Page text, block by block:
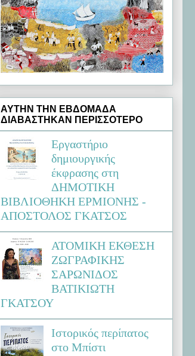
ΑΥΤΗΝ ΤΗΝ ΕΒΔΟΜΑΔΑ
ΔΙΑΒΑΣΤΗΚΑΝ ΠΕΡΙΣΣΟΤΕΡΟ
Εργαστήριο
δημιουργικής
έκφρασης στη
ΔΗΜΟΤΙΚΗ
ΒΙΒΛΙΟΘΗΚΗ ΕΡΜΙΟΝΗΣ -
ΑΠΟΣΤΟΛΟΣ ΓΚΑΤΣΟΣ
ΑΤΟΜΙΚΗ ΕΚΘΕΣΗ
ΖΩΓΡΑΦΙΚΗΣ
ΣΑΡΩΝΙΔΟΣ
ΒΑΤΙΚΙΩΤΗ
ΓΚΑΤΣΟΥ
Ιστορικός περίπατος
στο Μπίστι